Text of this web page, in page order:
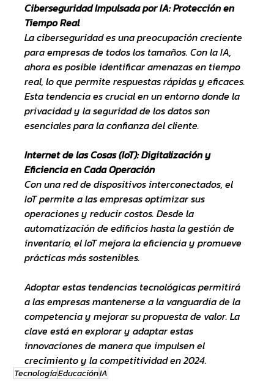
Ciberseguridad Impulsada por IA: Protección en
Tiempo Real
La ciberseguridad es una preocupación creciente
para empresas de todos los tamaños. Con la IA,
ahora es posible identificar amenazas en tiempo
real, lo que permite respuestas rápidas y eficaces.
Esta tendencia es crucial en un entorno donde la
privacidad y la seguridad de los datos son
esenciales para la confianza del cliente.
Internet de las Cosas (IoT): Digitalización y
Eficiencia en Cada Operación
Con una red de dispositivos interconectados, el
IoT permite a las empresas optimizar sus
operaciones y reducir costos. Desde la
automatización de edificios hasta la gestión de
inventario, el IoT mejora la eficiencia y promueve
prácticas más sostenibles.
Adoptar estas tendencias tecnológicas permitirá
a las empresas mantenerse a la vanguardia de la
competencia y mejorar su propuesta de valor. La
clave está en explorar y adaptar estas
innovaciones de manera que impulsen el
crecimiento y la competitividad en 2024.
TecnologíaEducaciónIA